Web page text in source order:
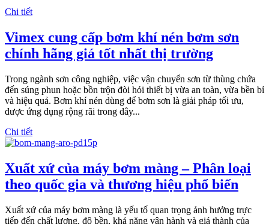
Chi tiết
Vimex cung cấp bơm khí nén bơm sơn
chính hãng giá tốt nhất thị trường
Trong ngành sơn công nghiệp, việc vận chuyển sơn từ thùng chứa
đến súng phun hoặc bồn trộn đòi hỏi thiết bị vừa an toàn, vừa bền bỉ
và hiệu quả. Bơm khí nén dùng để bơm sơn là giải pháp tối ưu,
được ứng dụng rộng rãi trong dây...
Chi tiết
Xuất xứ của máy bơm màng – Phân loại
theo quốc gia và thương hiệu phổ biến
Xuất xứ của máy bơm màng là yếu tố quan trọng ảnh hưởng trực
tiếp đến chất lượng, độ bền, khả năng vận hành và giá thành của